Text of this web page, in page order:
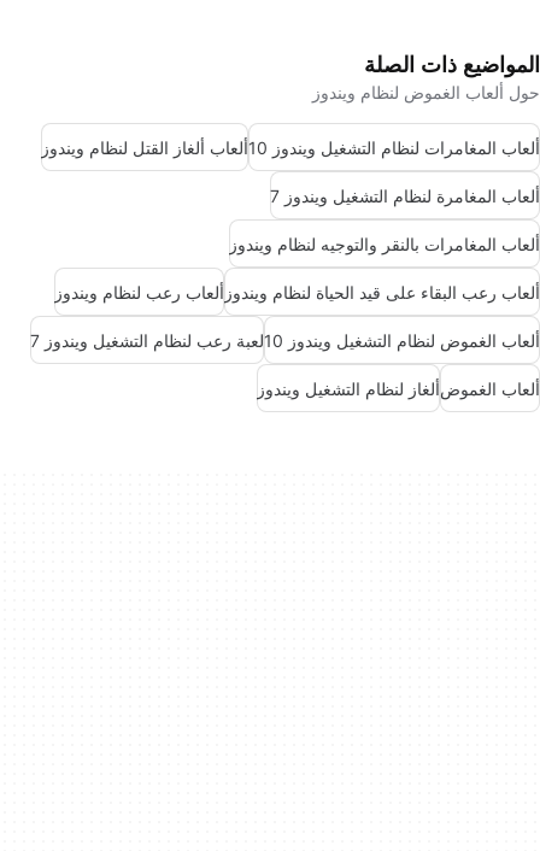
المواضيع ذات الصلة
حول ألعاب الغموض لنظام ويندوز
ألعاب المغامرات لنظام التشغيل ويندوز 10 ألعاب ألغاز القتل لنظام ويندوز
ألعاب المغامرة لنظام التشغيل ويندوز 7
ألعاب المغامرات بالنقر والتوجيه لنظام ويندوز
ألعاب رعب البقاء على قيد الحياة لنظام ويندوز ألعاب رعب لنظام ويندوز
ألعاب الغموض لنظام التشغيل ويندوز 10 لعبة رعب لنظام التشغيل ويندوز 7
ألعاب الغموضألغاز لنظام التشغيل ويندوز